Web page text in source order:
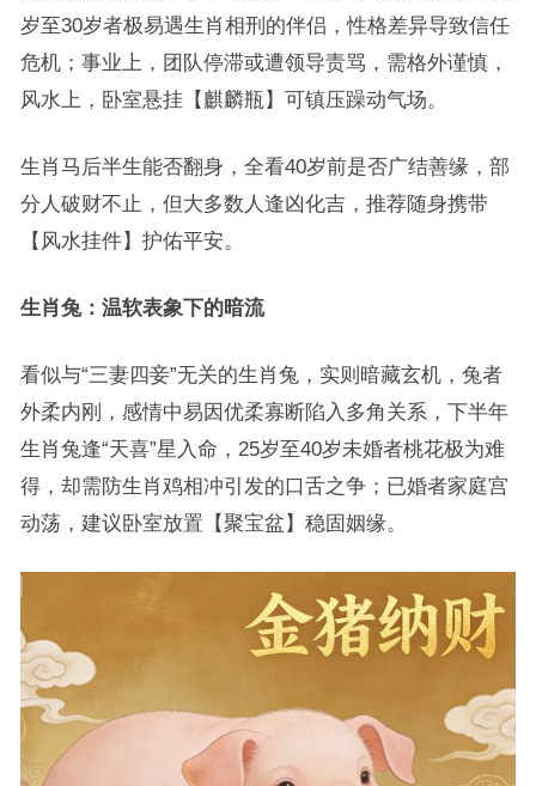
岁至30岁者极易遇生肖相刑的伴侣，性格差异导致信任
危机；事业上，团队停滞或遭领导责骂，需格外谨慎，
风水上，卧室悬挂【麒麟瓶】可镇压躁动气场。
生肖马后半生能否翻身，全看40岁前是否广结善缘，部
分人破财不止，但大多数人逢凶化吉，推荐随身携带
【风水挂件】护佑平安。
生肖兔：温软表象下的暗流
看似与“三妻四妾”无关的生肖兔，实则暗藏玄机，兔者
外柔内刚，感情中易因优柔寡断陷入多角关系，下半年
生肖兔逢“天喜”星入命，25岁至40岁未婚者桃花极为难
得，却需防生肖鸡相冲引发的口舌之争；已婚者家庭宫
动荡，建议卧室放置【聚宝盆】稳固姻缘。